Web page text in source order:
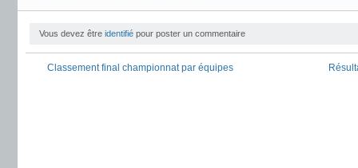
Vous devez être identifié pour poster un commentaire
Classement final championnat par équipes